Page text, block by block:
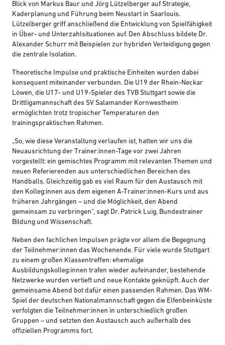
Blick von Markus Baur und Jörg Lützelberger auf Strategie,
Kaderplanung und Führung beim Neustart in Saarlouis.
Lützelberger griff anschließend die Entwicklung von Spielfähigkeit
in Über- und Unterzahlsituationen auf. Den Abschluss bildete Dr.
Alexander Schurr mit Beispielen zur hybriden Verteidigung gegen
die zentrale Isolation.
Theoretische Impulse und praktische Einheiten wurden dabei
konsequent miteinander verbunden. Die U19 der Rhein-Neckar
Löwen, die U17- und U19-Spieler des TVB Stuttgart sowie die
Drittligamannschaft des SV Salamander Kornwestheim
ermöglichten trotz tropischer Temperaturen den
trainingspraktischen Rahmen.
„So, wie diese Veranstaltung verlaufen ist, hatten wir uns die
Neuausrichtung der Trainer:innen-Tage vor zwei Jahren
vorgestellt: ein gemischtes Programm mit relevanten Themen und
neuen Referierenden aus unterschiedlichen Bereichen des
Handballs. Gleichzeitig gab es viel Raum für den Austausch mit
den Kolleg:innen aus dem eigenen A-Trainer:innen-Kurs und aus
früheren Jahrgängen – und die Möglichkeit, den Abend
gemeinsam zu verbringen“, sagt Dr. Patrick Luig, Bundestrainer
Bildung und Wissenschaft.
Neben den fachlichen Impulsen prägte vor allem die Begegnung
der Teilnehmer:innen das Wochenende. Für viele wurde Stuttgart
zu einem großen Klassentreffen: ehemalige
Ausbildungskolleg:innen trafen wieder aufeinander, bestehende
Netzwerke wurden vertieft und neue Kontakte geknüpft. Auch der
gemeinsame Abend bot dafür einen passenden Rahmen. Das WM-
Spiel der deutschen Nationalmannschaft gegen die Elfenbeinküste
verfolgten die Teilnehmer:innen in unterschiedlich großen
Gruppen – und setzten den Austausch auch außerhalb des
offiziellen Programms fort.